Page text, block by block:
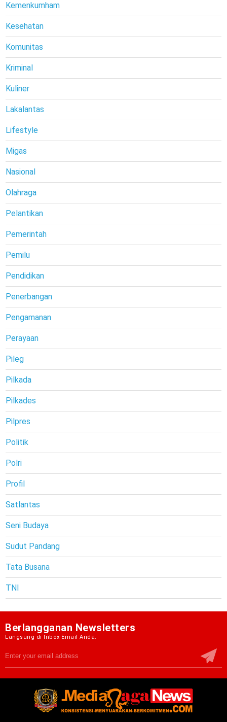
Kemenkumham
Kesehatan
Komunitas
Kriminal
Kuliner
Lakalantas
Lifestyle
Migas
Nasional
Olahraga
Pelantikan
Pemerintah
Pemilu
Pendidikan
Penerbangan
Pengamanan
Perayaan
Pileg
Pilkada
Pilkades
Pilpres
Politik
Polri
Profil
Satlantas
Seni Budaya
Sudut Pandang
Tata Busana
TNI
Berlangganan Newsletters
Langsung di Inbox Email Anda.